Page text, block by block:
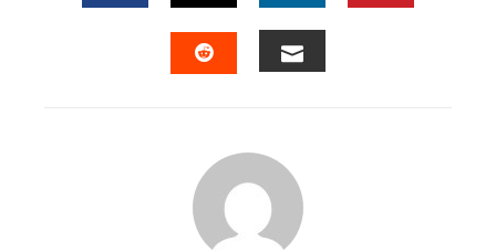
FACEBOOKTWITTERLINKEDIN